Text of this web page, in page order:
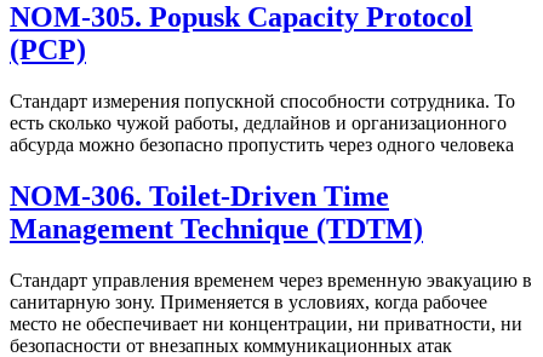
NOM-305. Popusk Capacity Protocol
(PCP)
Стандарт измерения попускной способности сотрудника. То
есть сколько чужой работы, дедлайнов и организационного
абсурда можно безопасно пропустить через одного человека
NOM-306. Toilet-Driven Time
Management Technique (TDTM)
Стандарт управления временем через временную эвакуацию в
санитарную зону. Применяется в условиях, когда рабочее
место не обеспечивает ни концентрации, ни приватности, ни
безопасности от внезапных коммуникационных атак